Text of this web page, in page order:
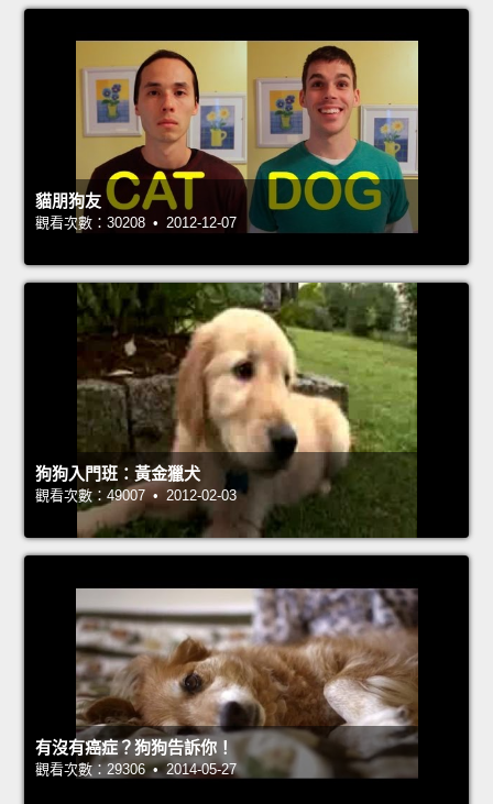
貓朋狗友
觀看次數：30208 • 2012-12-07
狗狗入門班：黃金獵犬
觀看次數：49007 • 2012-02-03
有沒有癌症？狗狗告訴你！
觀看次數：29306 • 2014-05-27